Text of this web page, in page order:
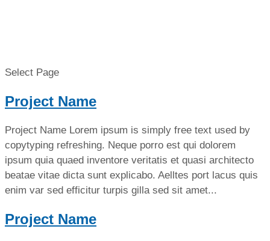
Select Page
Project Name
Project Name Lorem ipsum is simply free text used by
copytyping refreshing. Neque porro est qui dolorem
ipsum quia quaed inventore veritatis et quasi architecto
beatae vitae dicta sunt explicabo. Aelltes port lacus quis
enim var sed efficitur turpis gilla sed sit amet...
Project Name